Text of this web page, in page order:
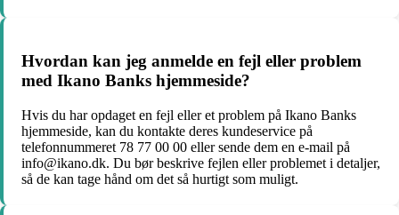
Hvordan kan jeg anmelde en fejl eller problem
med Ikano Banks hjemmeside?
Hvis du har opdaget en fejl eller et problem på Ikano Banks
hjemmeside, kan du kontakte deres kundeservice på
telefonnummeret 78 77 00 00 eller sende dem en e-mail på
info@ikano.dk. Du bør beskrive fejlen eller problemet i detaljer,
så de kan tage hånd om det så hurtigt som muligt.